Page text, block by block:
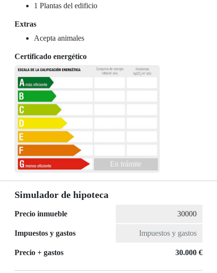
1 Plantas del edificio
Extras
Acepta animales
Certificado energético
En trámite
Simulador de hipoteca
Precio inmueble
Impuestos y gastos
Precio + gastos 30.000 €